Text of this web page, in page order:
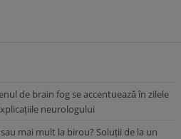
de brain fog se accentuează în zilele
neurologului
mai mult la birou? Soluții de la un